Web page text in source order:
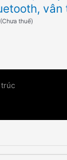
vân
(Chưa thuế)